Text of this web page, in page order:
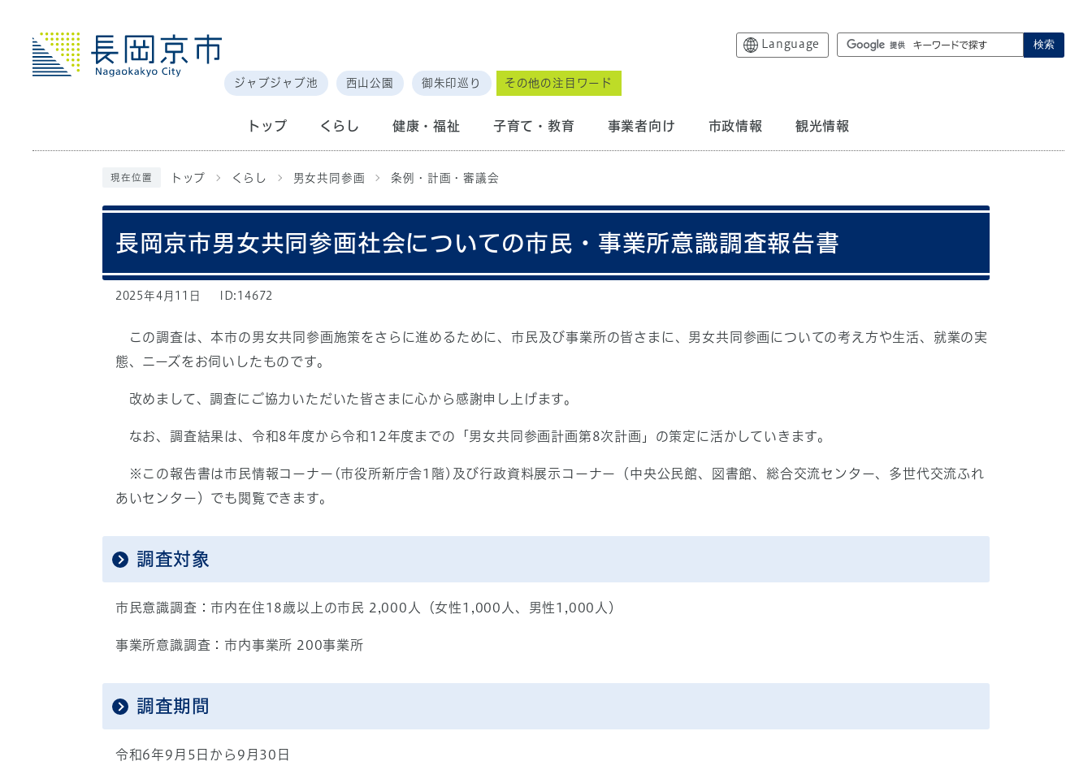
Language 検索
ジャブジャブ池 西山公園 御朱印巡り その他の注目ワード
トップ くらし 健康・福祉 子育て・教育 事業者向け 市政情報 観光情報
現在位置 トップ くらし 男女共同参画 条例・計画・審議会
長岡京市男女共同参画社会についての市民・事業所意識調査報告書
2025年4月11日 ID:14672
この調査は、本市の男女共同参画施策をさらに進めるために、市民及び事業所の皆さまに、男女共同参画についての考え方や生活、就業の実
態、ニーズをお伺いしたものです。
改めまして、調査にご協力いただいた皆さまに心から感謝申し上げます。
なお、調査結果は、令和8年度から令和12年度までの「男女共同参画計画第8次計画」の策定に活かしていきます。
※この報告書は市民情報コーナー(市役所新庁舎1階)及び行政資料展示コーナー（中央公民館、図書館、総合交流センター、多世代交流ふれ
あいセンター）でも閲覧できます。
調査対象
市民意識調査：市内在住18歳以上の市民 2,000人（女性1,000人、男性1,000人）
事業所意識調査：市内事業所 200事業所
調査期間
令和6年9月5日から9月30日